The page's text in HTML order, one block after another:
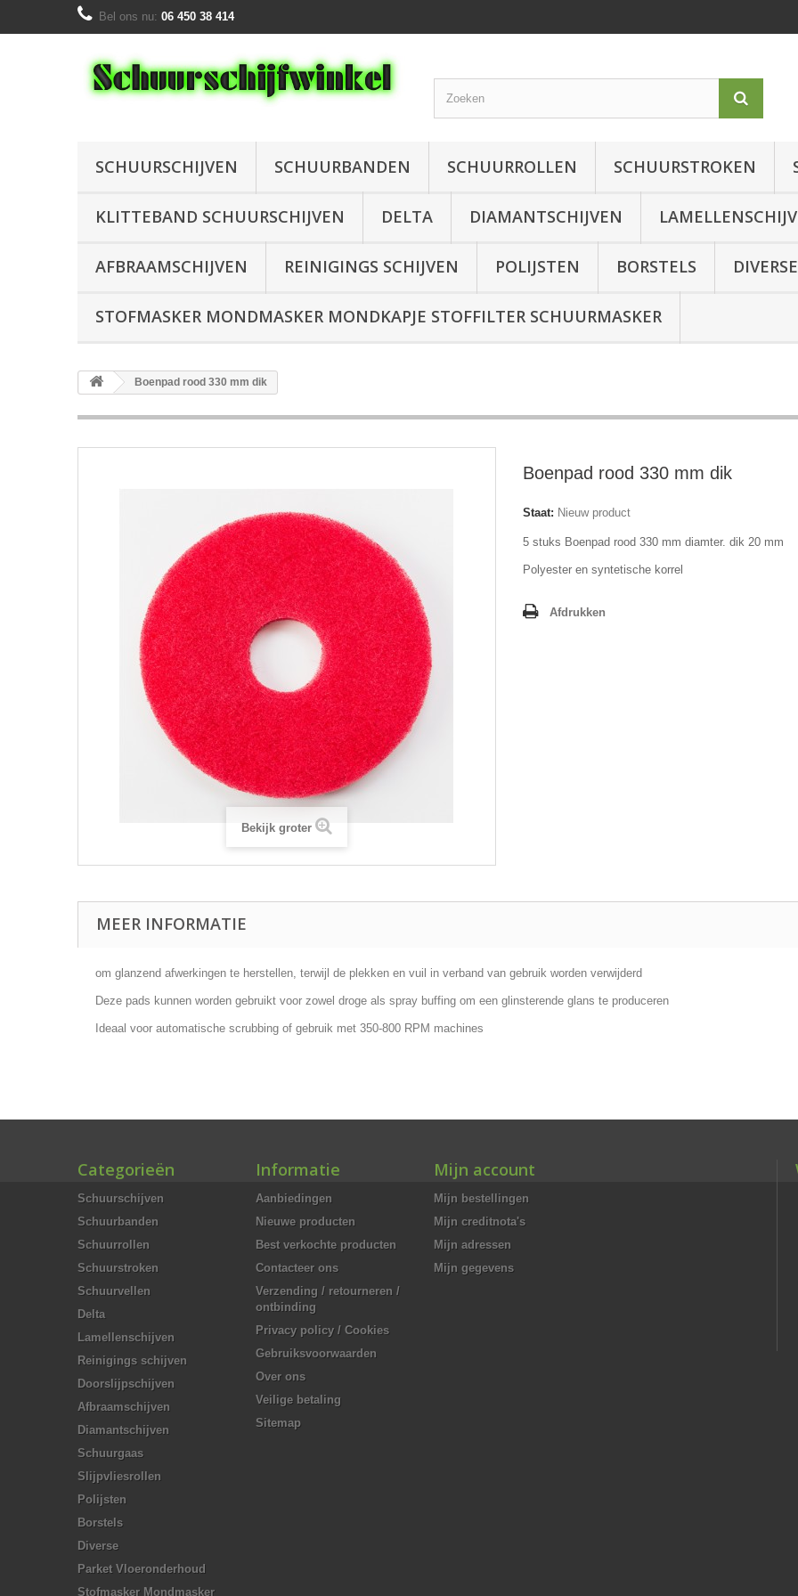
Bel ons nu: 06 450 38 414
SCHUURSCHIJVEN SCHUURBANDEN SCHUURROLLEN SCHUURSTROKEN
KLITTEBAND SCHUURSCHIJVEN DELTA DIAMANTSCHIJVEN
AFBRAAMSCHIJVEN REINIGINGS SCHIJVEN POLIJSTEN BORSTELS DIVERSE
STOFMASKER MONDMASKER MONDKAPJE STOFFILTER SCHUURMASKER
Boenpad rood 330 mm dik
Bekijk groter
Boenpad rood 330 mm dik
Staat: Nieuw product
5 stuks Boenpad rood 330 mm diamter. dik 20 mm
Polyester en syntetische korrel
Afdrukken
MEER INFORMATIE
om glanzend afwerkingen te herstellen, terwijl de plekken en vuil in verband van gebruik worden verwijderd
Deze pads kunnen worden gebruikt voor zowel droge als spray buffing om een ​​glinsterende glans te produceren
Ideaal voor automatische scrubbing of gebruik met 350-800 RPM machines
Categorieën
Schuurschijven
Schuurbanden
Schuurrollen
Schuurstroken
Schuurvellen
Delta
Lamellenschijven
Reinigings schijven
Doorslijpschijven
Afbraamschijven
Diamantschijven
Schuurgaas
Slijpvliesrollen
Polijsten
Borstels
Diverse
Parket Vloeronderhoud
Stofmasker Mondmasker
Informatie
Aanbiedingen
Nieuwe producten
Best verkochte producten
Contacteer ons
Verzending / retourneren /
ontbinding
Privacy policy / Cookies
Gebruiksvoorwaarden
Over ons
Veilige betaling
Sitemap
Mijn account
Mijn bestellingen
Mijn creditnota's
Mijn adressen
Mijn gegevens